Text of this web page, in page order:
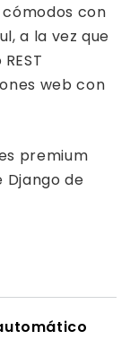
con
a la vez que
web con
premium
Django de